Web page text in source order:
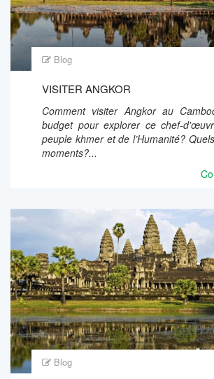
Blog
VISITER ANGKOR
Comment visiter Angkor au
budget pour explorer ce chef-
peuple khmer et de l’Humanité?
moments?...
Blog